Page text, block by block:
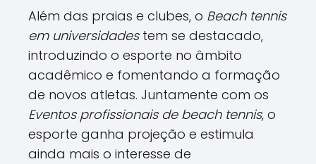
Além das praias e clubes, o Beach tennis
em universidadestem se destacado,
introduzindo o esporte no âmbito
acadêmico e fomentando a formação
de novos atletas. Juntamente com os
Eventos profissionais de beach tennis, o
esporte ganha projeção e estimula
ainda mais o interesse de